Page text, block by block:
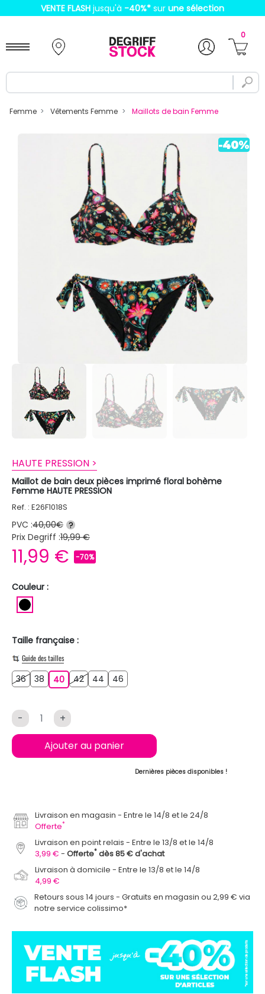
VENTE FLASH jusqu'à -40%* sur une sélection
0
Femme Vêtements Femme Maillots de bain Femme
HAUTE PRESSION >
Maillot de bain deux pièces imprimé floral bohème
Femme HAUTE PRESSION
Ref. : E26F1018S
PVC :40,00€ ?
Prix Degriff :19,99 €
11,99 € -70%
Couleur :
Taille française :
Guide des tailles
363638 4040424244 4446
- +
Ajouter au panier
Dernières pièces disponibles !
Livraison en magasin
Entre le 14/8 et le 24/8
Offerte*
Livraison en point relais
Entre le 13/8 et le 14/8
3,99 €
Offerte* dès 85 € d'achat
Livraison à domicile
Entre le 13/8 et le 14/8
4,99 €
Retours sous 14 jours - Gratuits en magasin ou 2,99 € via
notre service colissimo*